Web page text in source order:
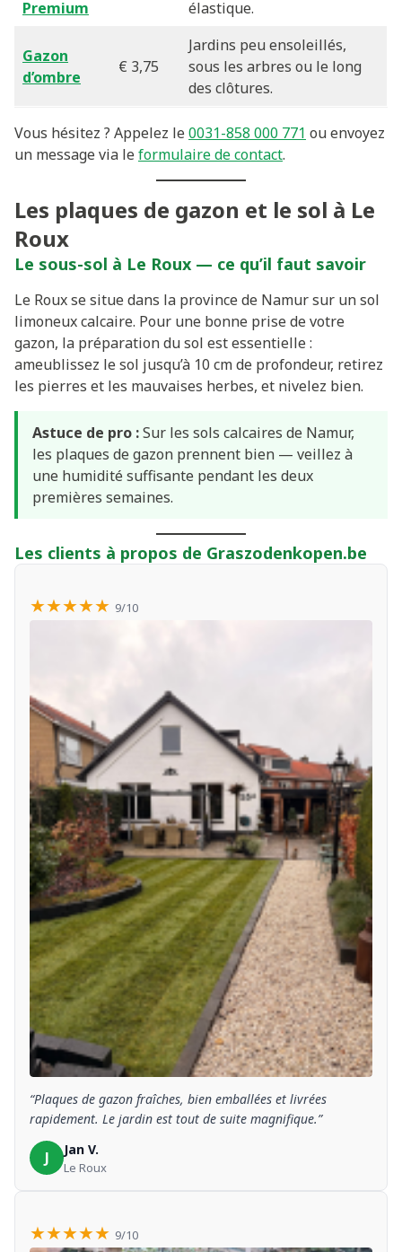
Premium élastique.
Gazon
d’ombre
€ 3,75
Jardins peu ensoleillés,
sous les arbres ou le long
des clôtures.
Vous hésitez ? Appelez le0031-858 000 771 ou envoyez
un message via leformulaire de contact.
Les plaques de gazon et le sol à Le
Roux
Le sous-sol à Le Roux — ce qu’il faut savoir
Le Roux se situe dans la province de Namur sur un sol
limoneux calcaire. Pour une bonne prise de votre
gazon, la préparation du sol est essentielle :
ameublissez le sol jusqu’à 10 cm de profondeur, retirez
les pierres et les mauvaises herbes, et nivelez bien.
Astuce de pro :Sur les sols calcaires de Namur,
les plaques de gazon prennent bien — veillez à
une humidité suffisante pendant les deux
premières semaines.
Les clients à propos de Graszodenkopen.be
★★★★★ 9/10
“Plaques de gazon fraîches, bien emballées et livrées
rapidement. Le jardin est tout de suite magnifique.”
J Jan V.
Le Roux
★★★★★ 9/10